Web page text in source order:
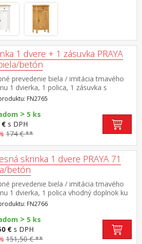
1 dvere + 1 zásuvka PRAYA
betón
prevedenie biela / imitácia tmavého
1 dvierka, 1 polica, 1 zásuvka s
pojazdmi vhodný doplnok ku
PRAYA FN2766, FN2767, FN2768 a
všetkých päť produktov možno tiež
ako zostavu FN27650
FN2765
> 5 ks
€ s DPH
174 € **
skrinka 1 dvere PRAYA 71
betón
prevedenie biela / imitácia tmavého
1 dvierka, 1 polica vhodný doplnok ku
PRAYA FN2765, FN2767, FN2768 a
všetkých päť produktov možno tiež
ako zostavu FN27650
FN2766
> 5 ks
€ s DPH
151,50 € **